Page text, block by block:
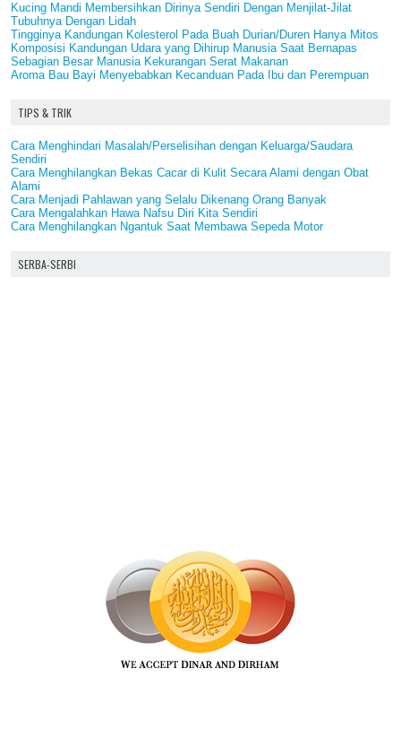
Kucing Mandi Membersihkan Dirinya Sendiri Dengan Menjilat-Jilat
Tubuhnya Dengan Lidah
Tingginya Kandungan Kolesterol Pada Buah Durian/Duren Hanya Mitos
Komposisi Kandungan Udara yang Dihirup Manusia Saat Bernapas
Sebagian Besar Manusia Kekurangan Serat Makanan
Aroma Bau Bayi Menyebabkan Kecanduan Pada Ibu dan Perempuan
TIPS & TRIK
Cara Menghindari Masalah/Perselisihan dengan Keluarga/Saudara
Sendiri
Cara Menghilangkan Bekas Cacar di Kulit Secara Alami dengan Obat
Alami
Cara Menjadi Pahlawan yang Selalu Dikenang Orang Banyak
Cara Mengalahkan Hawa Nafsu Diri Kita Sendiri
Cara Menghilangkan Ngantuk Saat Membawa Sepeda Motor
SERBA-SERBI